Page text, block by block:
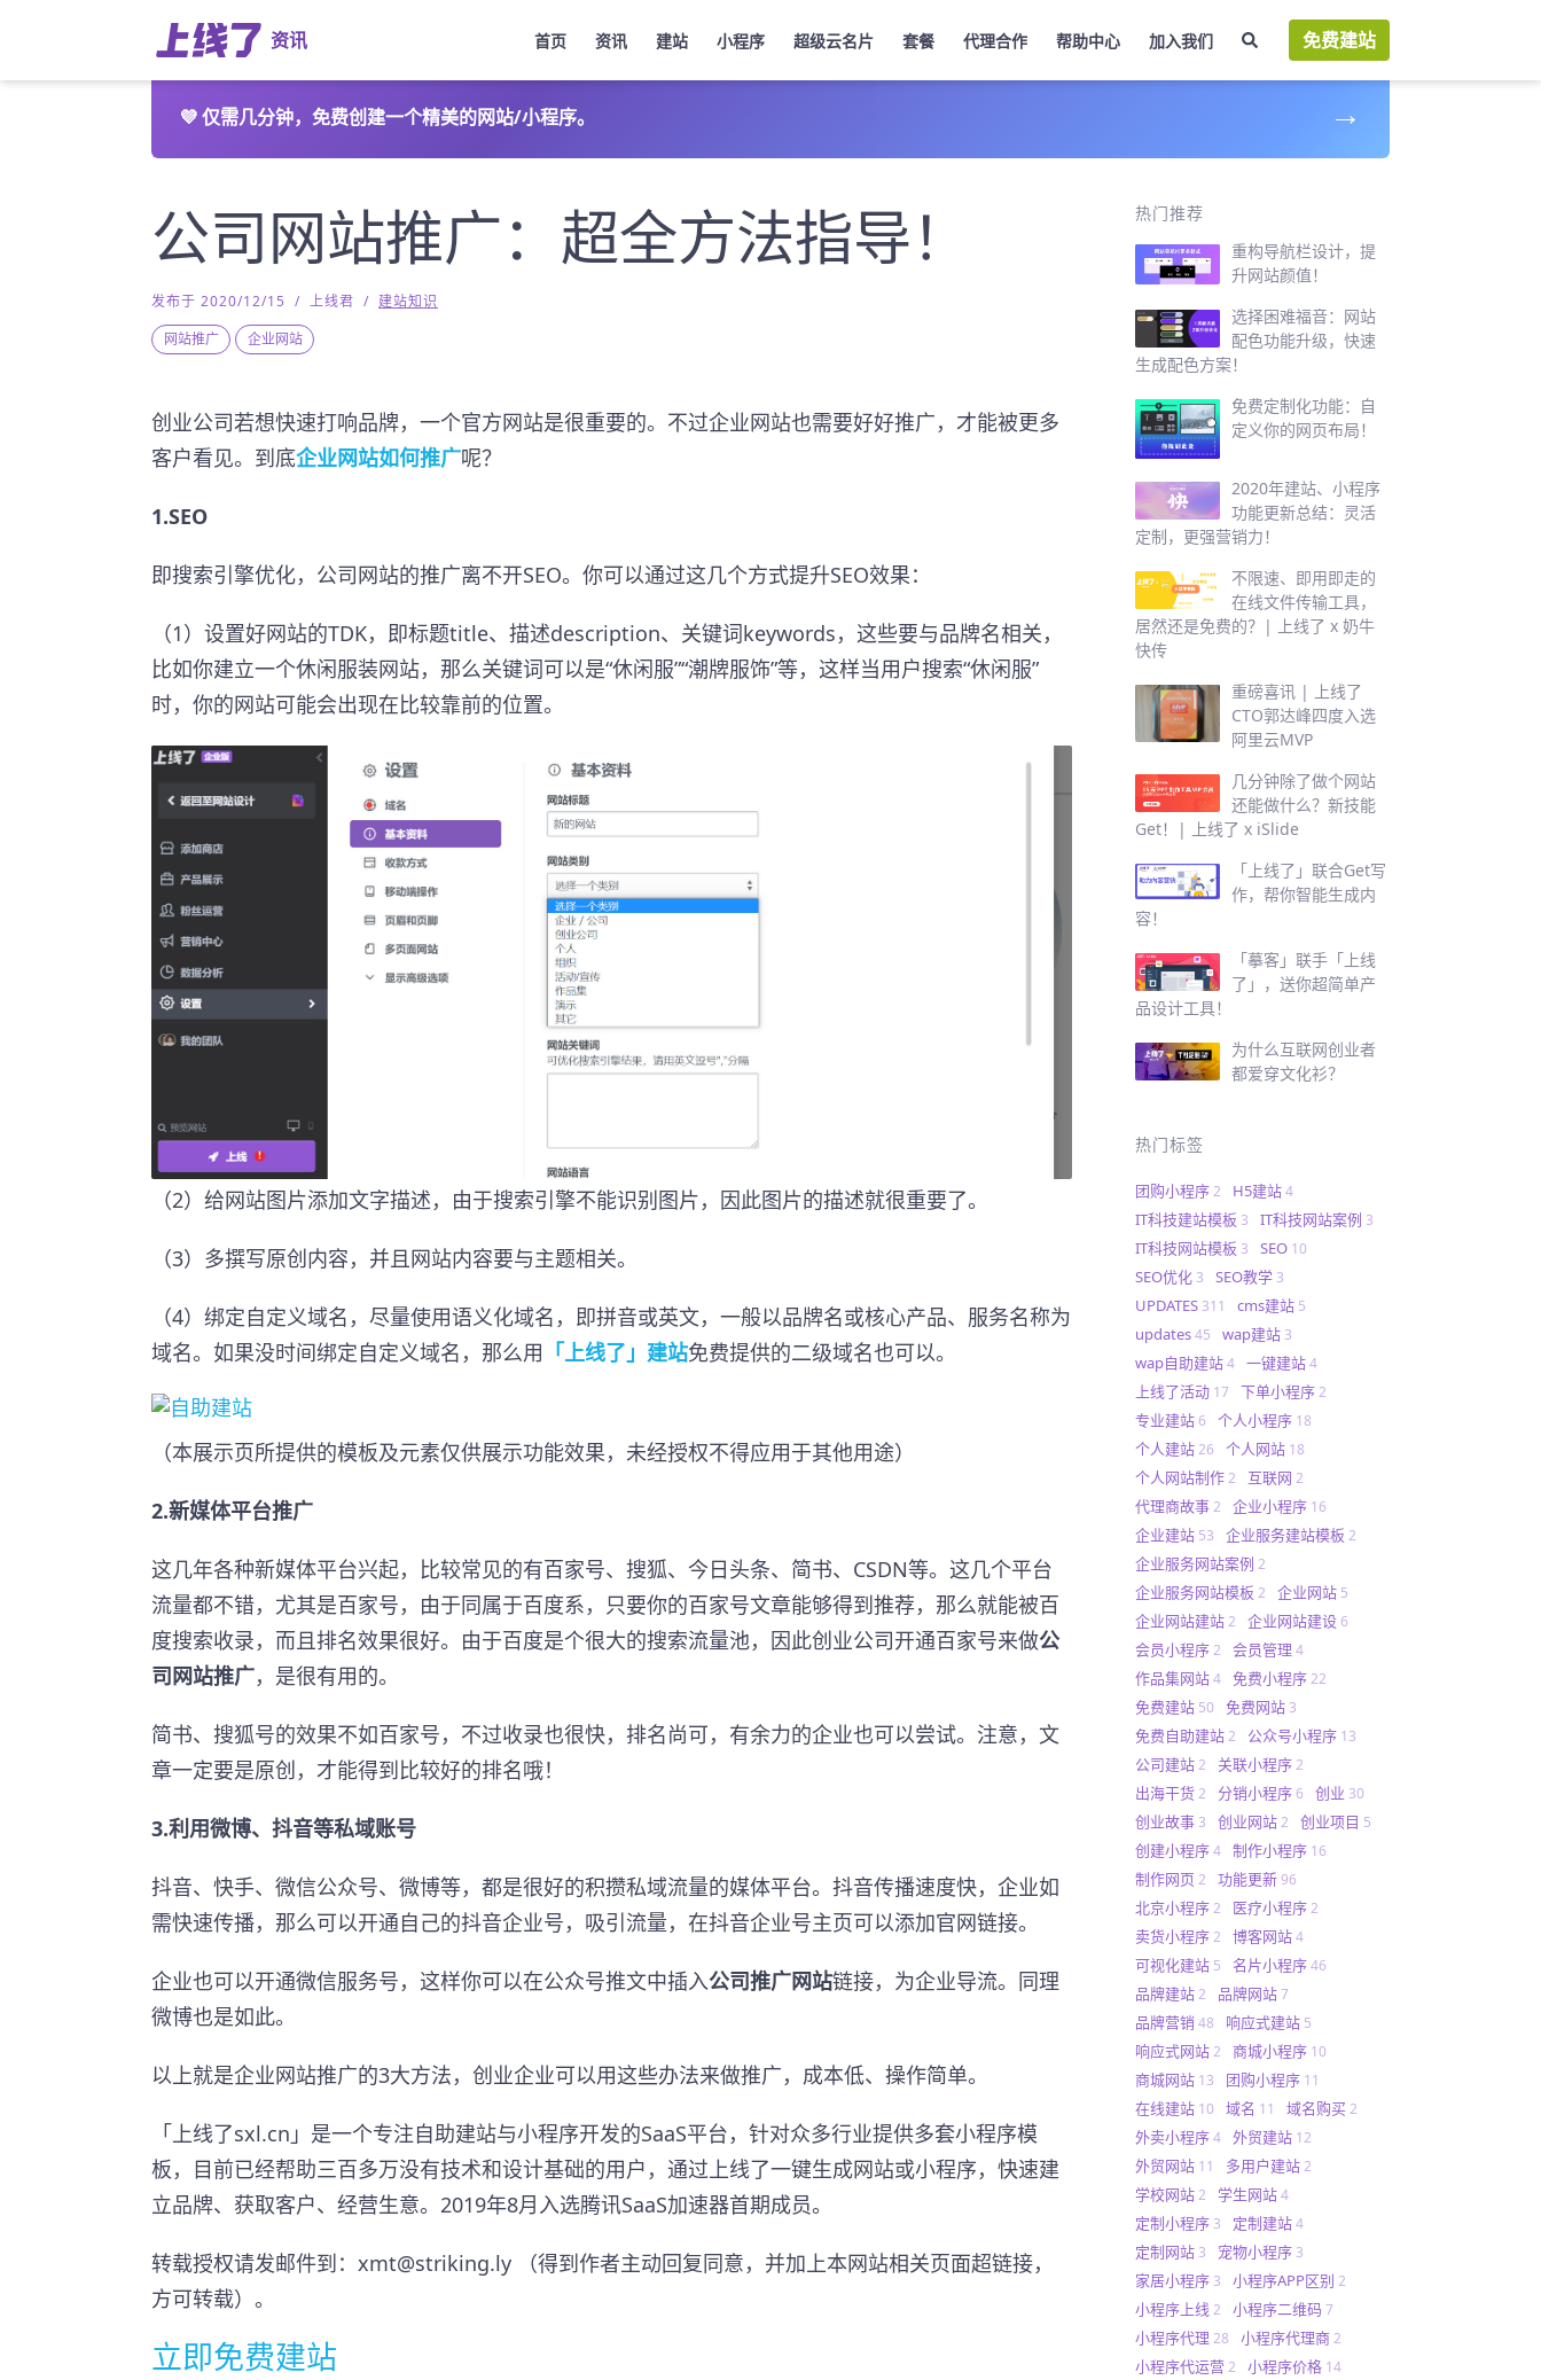
资讯 首页 资讯 建站 小程序 超级云名片 套餐 代理合作 帮助中心 加入我们 免费建站
💜仅需几分钟，免费创建一个精美的网站/小程序。 →
公司网站推广：超全方法指导！
发布于 2020/12/15 / 上线君 / 建站知识
网站推广
企业网站
创业公司若想快速打响品牌，一个官方网站是很重要的。不过企业网站也需要好好推广，才能被更多
客户看见。到底企业网站如何推广呢？
1.SEO
即搜索引擎优化，公司网站的推广离不开SEO。你可以通过这几个方式提升SEO效果：
（1）设置好网站的TDK，即标题title、描述description、关键词keywords，这些要与品牌名相关，
比如你建立一个休闲服装网站，那么关键词可以是“休闲服”“潮牌服饰”等，这样当用户搜索“休闲服”
时，你的网站可能会出现在比较靠前的位置。
（2）给网站图片添加文字描述，由于搜索引擎不能识别图片，因此图片的描述就很重要了。
（3）多撰写原创内容，并且网站内容要与主题相关。
（4）绑定自定义域名，尽量使用语义化域名，即拼音或英文，一般以品牌名或核心产品、服务名称为
域名。如果没时间绑定自定义域名，那么用 「上线了」建站免费提供的二级域名也可以。
（本展示页所提供的模板及元素仅供展示功能效果，未经授权不得应用于其他用途）
2.新媒体平台推广
这几年各种新媒体平台兴起，比较常见的有百家号、搜狐、今日头条、简书、CSDN等。这几个平台
流量都不错，尤其是百家号，由于同属于百度系，只要你的百家号文章能够得到推荐，那么就能被百
度搜索收录，而且排名效果很好。由于百度是个很大的搜索流量池，因此创业公司开通百家号来做公
司网站推广，是很有用的。
简书、搜狐号的效果不如百家号，不过收录也很快，排名尚可，有余力的企业也可以尝试。注意，文
章一定要是原创，才能得到比较好的排名哦！
3.利用微博、抖音等私域账号
抖音、快手、微信公众号、微博等，都是很好的积攒私域流量的媒体平台。抖音传播速度快，企业如
需快速传播，那么可以开通自己的抖音企业号，吸引流量，在抖音企业号主页可以添加官网链接。
企业也可以开通微信服务号，这样你可以在公众号推文中插入公司推广网站链接，为企业导流。同理
微博也是如此。
以上就是企业网站推广的3大方法，创业企业可以用这些办法来做推广，成本低、操作简单。
「上线了sxl.cn」是一个专注自助建站与小程序开发的SaaS平台，针对众多行业提供多套小程序模
板，目前已经帮助三百多万没有技术和设计基础的用户，通过上线了一键生成网站或小程序，快速建
立品牌、获取客户、经营生意。2019年8月入选腾讯SaaS加速器首期成员。​
转载授权请发邮件到：xmt@striking.ly （得到作者主动回复同意，并加上本网站相关页面超链接，
方可转载）。
立即免费建站
热门推荐
重构导航栏设计，提
升网站颜值！
选择困难福音：网站
配色功能升级，快速
生成配色方案！
免费定制化功能：自
定义你的网页布局！
2020年建站、小程序
功能更新总结：灵活
定制，更强营销力！
不限速、即用即走的
在线文件传输工具，
居然还是免费的？| 上线了 x 奶牛
快传
重磅喜讯 | 上线了
CTO郭达峰四度入选
阿里云MVP
几分钟除了做个网站
还能做什么？新技能
Get！| 上线了 x iSlide
「上线了」联合Get写
作，帮你智能生成内
容！
「摹客」联手「上线
了」，送你超简单产
品设计工具！
为什么互联网创业者
都爱穿文化衫？
热门标签
团购小程序 2 H5建站 4
IT科技建站模板 3 IT科技网站案例 3
IT科技网站模板 3 SEO 10
SEO优化 3 SEO教学 3
UPDATES 311 cms建站 5
updates 45 wap建站 3
wap自助建站 4 一键建站 4
上线了活动 17 下单小程序 2
专业建站 6 个人小程序 18
个人建站 26 个人网站 18
个人网站制作 2 互联网 2
代理商故事 2 企业小程序 16
企业建站 53 企业服务建站模板 2
企业服务网站案例 2
企业服务网站模板 2 企业网站 5
企业网站建站 2 企业网站建设 6
会员小程序 2 会员管理 4
作品集网站 4 免费小程序 22
免费建站 50 免费网站 3
免费自助建站 2 公众号小程序 13
公司建站 2 关联小程序 2
出海干货 2 分销小程序 6 创业 30
创业故事 3 创业网站 2 创业项目 5
创建小程序 4 制作小程序 16
制作网页 2 功能更新 96
北京小程序 2 医疗小程序 2
卖货小程序 2 博客网站 4
可视化建站 5 名片小程序 46
品牌建站 2 品牌网站 7
品牌营销 48 响应式建站 5
响应式网站 2 商城小程序 10
商城网站 13 团购小程序 11
在线建站 10 域名 11 域名购买 2
外卖小程序 4 外贸建站 12
外贸网站 11 多用户建站 2
学校网站 2 学生网站 4
定制小程序 3 定制建站 4
定制网站 3 宠物小程序 3
家居小程序 3 小程序APP区别 2
小程序上线 2 小程序二维码 7
小程序代理 28 小程序代理商 2
小程序代运营 2 小程序价格 14